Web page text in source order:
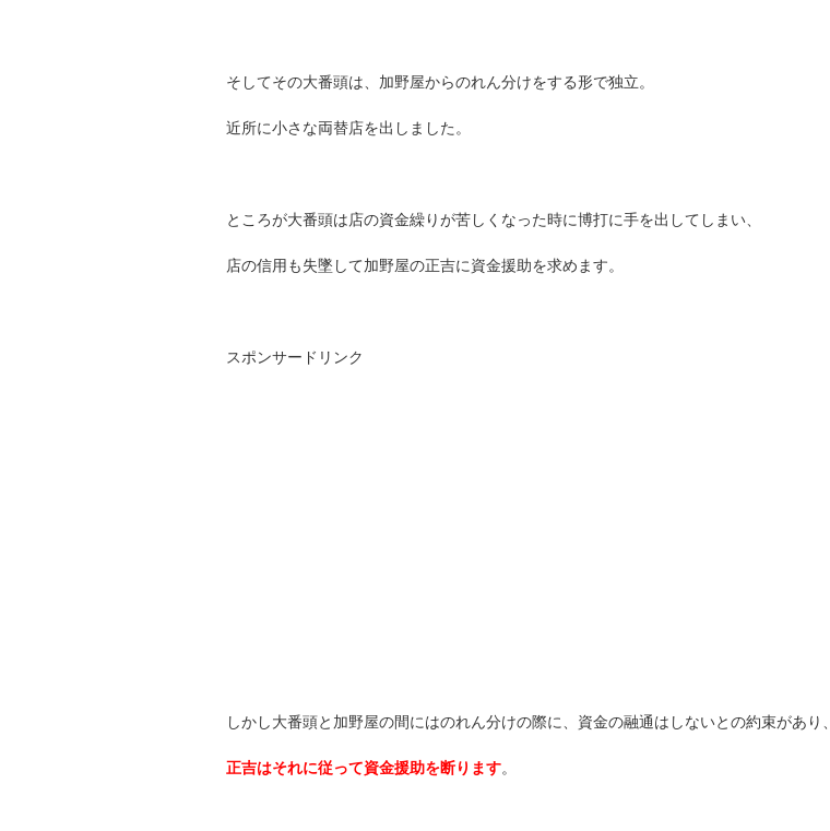
そしてその大番頭は、加野屋からのれん分けをする形で独立。
近所に小さな両替店を出しました。
ところが大番頭は店の資金繰りが苦しくなった時に博打に手を出してしまい、
店の信用も失墜して加野屋の正吉に資金援助を求めます。
スポンサードリンク
しかし大番頭と加野屋の間にはのれん分けの際に、資金の融通はしないとの約束があり、
正吉はそれに従って資金援助を断ります。